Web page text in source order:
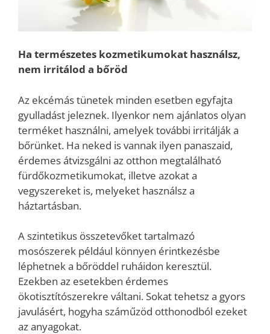
Ha természetes kozmetikumokat használsz,
nem irritálod a bőröd
Az ekcémás tünetek minden esetben egyfajta
gyulladást jeleznek. Ilyenkor nem ajánlatos olyan
terméket használni, amelyek további irritálják a
bőrünket. Ha neked is vannak ilyen panaszaid,
érdemes átvizsgálni az otthon megtalálható
fürdőkozmetikumokat, illetve azokat a
vegyszereket is, melyeket használsz a
háztartásban.
A szintetikus összetevőket tartalmazó
mosószerek például könnyen érintkezésbe
léphetnek a bőröddel ruháidon keresztül.
Ezekben az esetekben érdemes
ökotisztítószerekre váltani. Sokat tehetsz a gyors
javulásért, hogyha száműzöd otthonodból ezeket
az anyagokat.